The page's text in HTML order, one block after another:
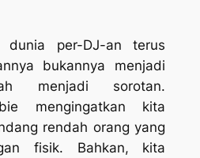
per-DJ-an terus
bukannya menjadi
menjadi sorotan.
mengingatkan kita
rendah orang yang
fisik. Bahkan, kita